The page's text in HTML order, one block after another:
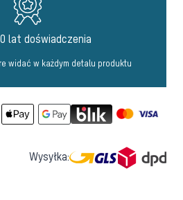
lat doświadczenia
widać w każdym detalu produktu
Wysyłka: